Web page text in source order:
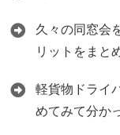
久々の同窓会
リットをまと
軽貨物ドライ
めてみて分か